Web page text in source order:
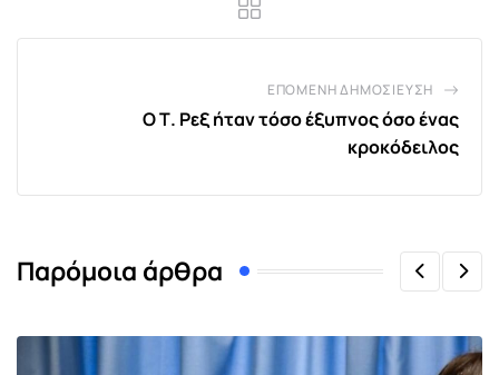
ΕΠΌΜΕΝΗ ΔΗΜΟΣΊΕΥΣΗ
Ο Τ. Ρεξ ήταν τόσο έξυπνος όσο ένας
κροκόδειλος
Παρόμοια άρθρα